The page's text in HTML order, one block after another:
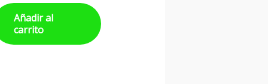
Añadir al
carrito